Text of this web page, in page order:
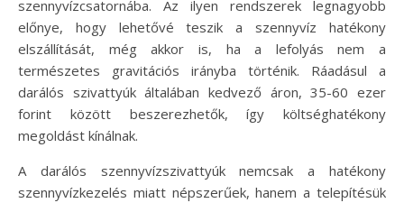
szennyvízcsatornába. Az ilyen rendszerek legnagyobb
előnye, hogy lehetővé teszik a szennyvíz hatékony
elszállítását, még akkor is, ha a lefolyás nem a
természetes gravitációs irányba történik. Ráadásul a
darálós szivattyúk általában kedvező áron, 35-60 ezer
forint között beszerezhetők, így költséghatékony
megoldást kínálnak.
A darálós szennyvízszivattyúk nemcsak a hatékony
szennyvízkezelés miatt népszerűek, hanem a telepítésük